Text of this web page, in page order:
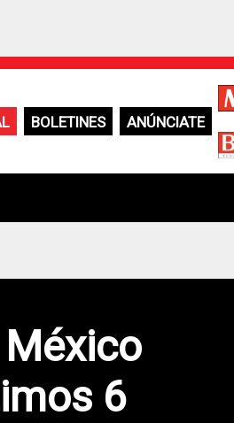
BOLETINES ANÚNCIATE
6